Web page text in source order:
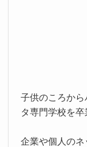
子供のころか
タ専門学校を卒
企業や個人の